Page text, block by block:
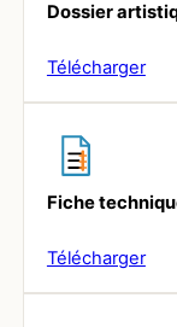
Dossier
Télécharger
Fiche
Télécharger